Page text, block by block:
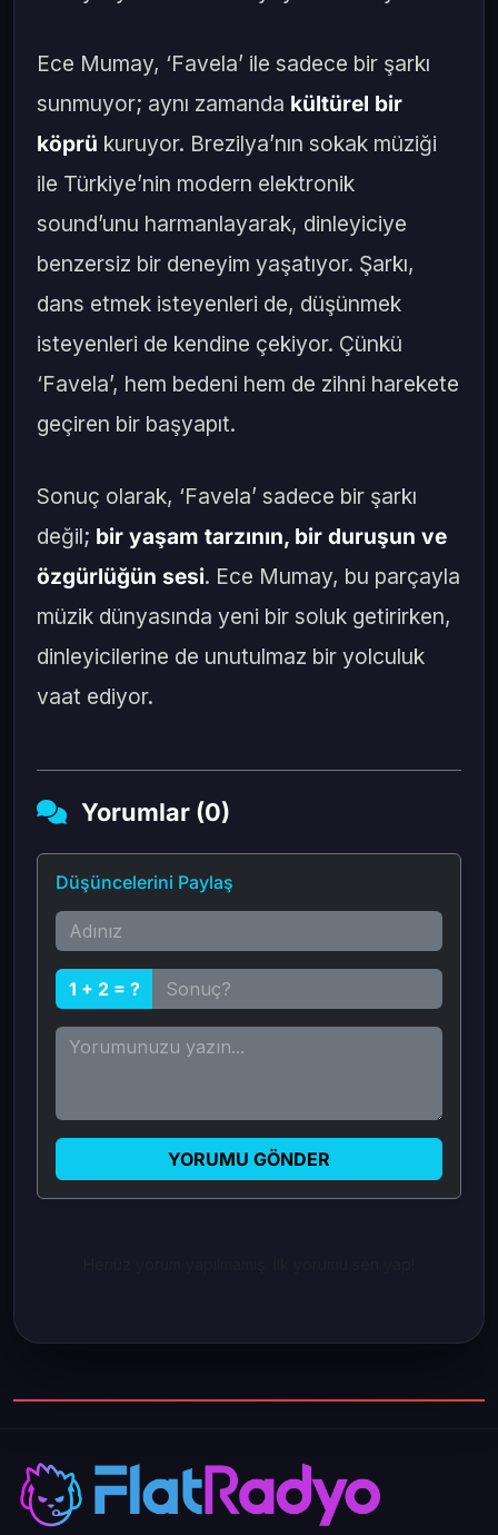
Ece Mumay, ‘Favela’ ile sadece bir şarkı
sunmuyor; aynı zamanda kültürel bir
köprü kuruyor. Brezilya’nın sokak müziği
ile Türkiye’nin modern elektronik
sound’unu harmanlayarak, dinleyiciye
benzersiz bir deneyim yaşatıyor. Şarkı,
dans etmek isteyenleri de, düşünmek
isteyenleri de kendine çekiyor. Çünkü
‘Favela’, hem bedeni hem de zihni harekete
geçiren bir başyapıt.
Sonuç olarak, ‘Favela’ sadece bir şarkı
değil; bir yaşam tarzının, bir duruşun ve
özgürlüğün sesi. Ece Mumay, bu parçayla
müzik dünyasında yeni bir soluk getirirken,
dinleyicilerine de unutulmaz bir yolculuk
vaat ediyor.
Yorumlar (0)
Düşüncelerini Paylaş
1 + 2 = ?
YORUMU GÖNDER